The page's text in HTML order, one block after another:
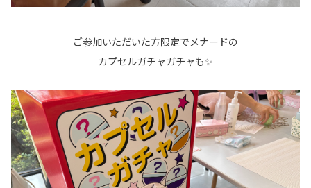
ご参加いただいた方限定でメナードの
カプセルガチャガチャも✨